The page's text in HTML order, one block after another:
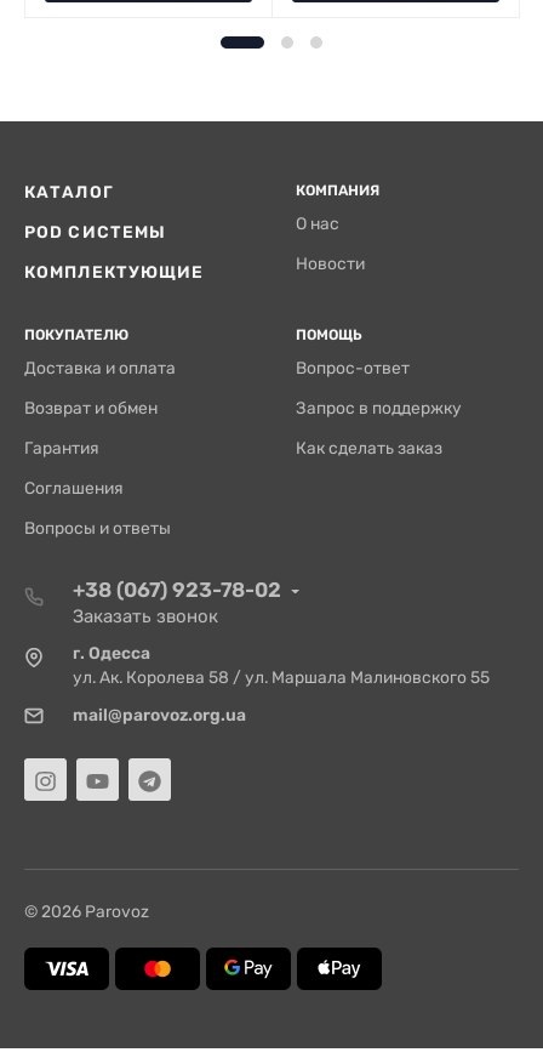
КАТАЛОГ
POD СИСТЕМЫ
КОМПЛЕКТУЮЩИЕ
КОМПАНИЯ
О нас
Новости
ПОКУПАТЕЛЮ
Доставка и оплата
Возврат и обмен
Гарантия
Соглашения
Вопросы и ответы
ПОМОЩЬ
Вопрос-ответ
Запрос в поддержку
Как сделать заказ
+38 (067) 923-78-02
Заказать звонок
г. Одесса
ул. Ак. Королева 58 / ул. Маршала Малиновского 55
mail@parovoz.org.ua
© 2026 Parovoz